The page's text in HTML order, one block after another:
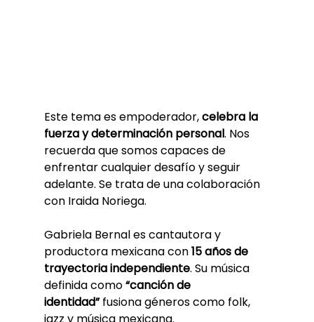
Este tema es empoderador, celebra la
fuerza y determinación personal. Nos
recuerda que somos capaces de
enfrentar cualquier desafío y seguir
adelante. Se trata de una colaboración
con Iraida Noriega.
Gabriela Bernal es cantautora y
productora mexicana con 15 años de
trayectoria independiente. Su música
definida como “canción de
identidad” fusiona géneros como folk,